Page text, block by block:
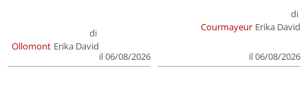
Ollomont
di
Erika David
il 06/08/2026
Courmayeur
di
Erika David
il 06/08/2026